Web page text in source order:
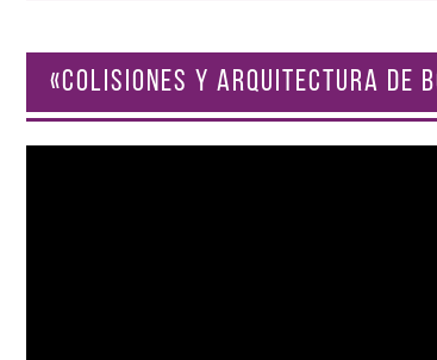
«COLISIONES Y ARQUITECTURA DE